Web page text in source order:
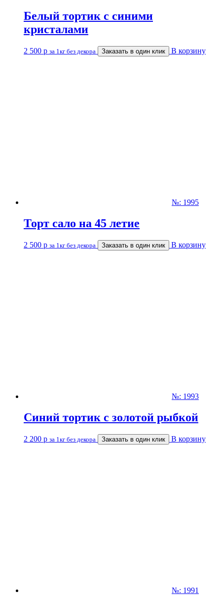
Белый тортик с синими
кристалами
2 500 р за 1кг без декора Заказать в один клик В корзину
№: 1995
Торт сало на 45 летие
2 500 р за 1кг без декора Заказать в один клик В корзину
№: 1993
Синий тортик с золотой рыбкой
2 200 р за 1кг без декора Заказать в один клик В корзину
№: 1991